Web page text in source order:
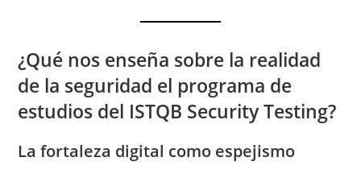
¿Qué nos enseña sobre la realidad
de la seguridad el programa de
estudios del ISTQB Security Testing?
La fortaleza digital como espejismo